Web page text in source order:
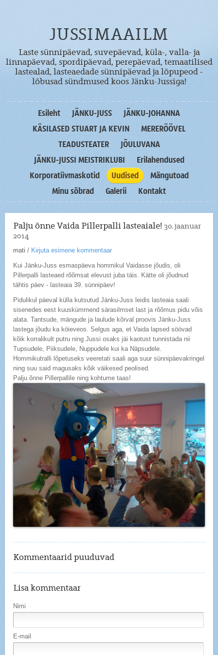
JUSSIMAAILM
Laste sünnipäevad, suvepäevad, küla-, valla- ja
linnapäevad, spordipäevad, perepäevad, temaatilised
lastealad, lasteaedade sünnipäevad ja lõpupeod -
lõbusad sündmused koos Jänku-Jussiga!
Esileht JÄNKU-JUSS
JÄNKU-JOHANNA
KÄSILASED STUART JA KEVIN
MERERÖÖVEL
TEADUSTEATER
JÕULUVANA
JÄNKU-JUSSI MEISTRIKLUBI
Erilahendused
Korporatiivmaskotid
Uudised
Mängutoad
Minu sõbrad
Galerii Kontakt
Palju õnne Vaida Pillerpalli lasteaiale! 30. jaanuar
2014
mati / Kirjuta esimene kommentaar
Kui Jänku-Juss esmaspäeva hommikul Vaidasse jõudis, oli
Pillerpalli lasteaed rõõmsat elevust juba täis. Kätte oli jõudnud
tähtis päev - lasteaia 39. sünnipäev!
Pidulikul päeval külla kutsutud Jänku-Juss leidis lasteaia saali
sisenedes eest kuuskümmend särasilmset last ja rõõmus pidu võis
alata. Tantsude, mängude ja laulude kõrval proovis Jänku-Juss
lastega jõudu ka köieveos. Selgus aga, et Vaida lapsed söövad
kõik korralikult putru ning Jussi osaks jäi kaotust tunnistada nii
Tupsudele, Piiksudele, Nuppudele kui ka Näpsudele.
Hommikutralli lõpetuseks veeretati saali aga suur sünnipäevakringel
ning suu said magusaks kõik väikesed peolised.
Palju õnne Pillerpallile ning kohtume taas!
Kommentaarid puuduvad
Lisa kommentaar
Nimi
E-mail